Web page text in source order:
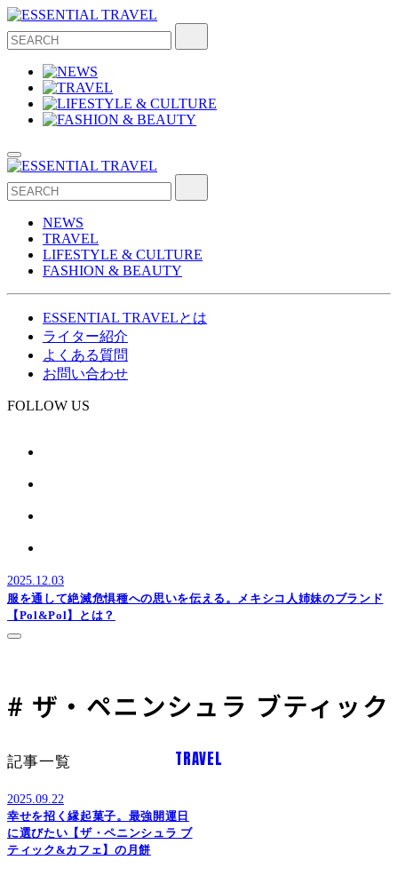
NEWS
TRAVEL
LIFESTYLE & CULTURE
FASHION & BEAUTY
ESSENTIAL TRAVELとは
ライター紹介
よくある質問
お問い合わせ
FOLLOW US
TRAVEL
2025.12.03
服を通して絶滅危惧種への思いを伝える。メキシコ人姉妹のブランド
【Pol&Pol】とは？
# ザ・ペニンシュラ ブティック
記事一覧
2025.09.22
幸せを招く縁起菓子。最強開運日
に選びたい【ザ・ペニンシュラ ブ
ティック&カフェ】の月餅